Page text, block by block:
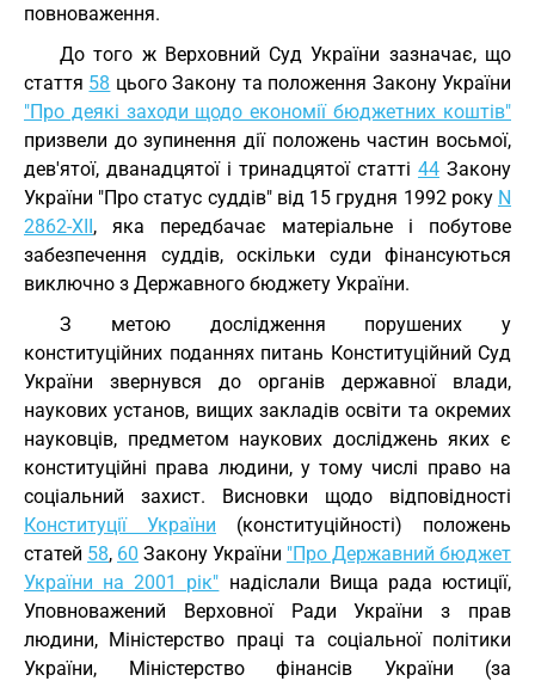
повноваження.
До того ж Верховний Суд України зазначає, що
стаття 58 цього Закону та положення Закону України
"Про деякі заходи щодо економії бюджетних коштів"
призвели до зупинення дії положень частин восьмої,
дев'ятої, дванадцятої і тринадцятої статті 44 Закону
України "Про статус суддів" від 15 грудня 1992 року N
2862-XII, яка передбачає матеріальне і побутове
забезпечення суддів, оскільки суди фінансуються
виключно з Державного бюджету України.
З метою дослідження порушених у
конституційних поданнях питань Конституційний Суд
України звернувся до органів державної влади,
наукових установ, вищих закладів освіти та окремих
науковців, предметом наукових досліджень яких є
конституційні права людини, у тому числі право на
соціальний захист. Висновки щодо відповідності
Конституції України (конституційності) положень
статей 58, 60 Закону України "Про Державний бюджет
України на 2001 рік" надіслали Вища рада юстиції,
Уповноважений Верховної Ради України з прав
людини, Міністерство праці та соціальної політики
України, Міністерство фінансів України (за